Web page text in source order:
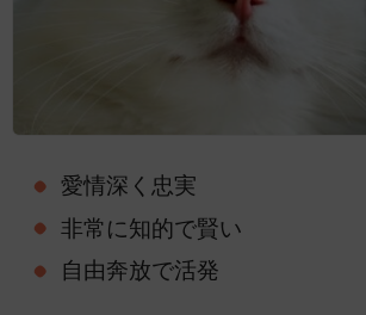
愛情深く忠実
非常に知的で賢い
自由奔放で活発